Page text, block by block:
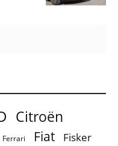
Citroën
Ferrari Fiat Fisker